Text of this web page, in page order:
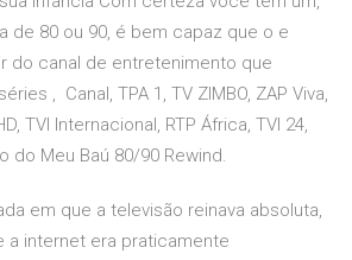
de 80 ou 90, é bem capaz que o e
do canal de entretenimento que
, Canal, TPA 1, TV ZIMBO, ZAP Viva,
TVI Internacional, RTP África, TVI 24,
do Meu Baú 80/90 Rewind.
em que a televisão reinava absoluta,
a internet era praticamente